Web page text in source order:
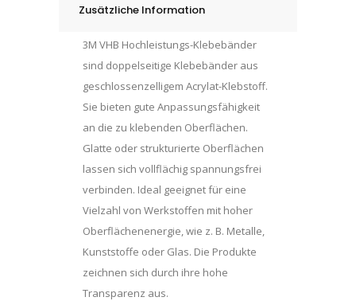
Zusätzliche Information
3M VHB Hochleistungs-Klebebänder
sind doppelseitige Klebebänder aus
geschlossenzelligem Acrylat-Klebstoff.
Sie bieten gute Anpassungsfähigkeit
an die zu klebenden Oberflächen.
Glatte oder strukturierte Oberflächen
lassen sich vollflächig spannungsfrei
verbinden. Ideal geeignet für eine
Vielzahl von Werkstoffen mit hoher
Oberflächenenergie, wie z. B. Metalle,
Kunststoffe oder Glas. Die Produkte
zeichnen sich durch ihre hohe
Transparenz aus.